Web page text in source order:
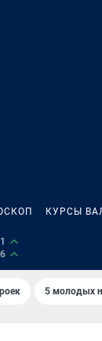
КУРСЫ
5 молодых